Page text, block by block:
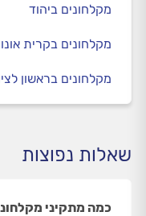
מקלחונים ביהוד
מקלחונים בקרית אונו
מקלחונים בראשון
שאלות נפוצות
כמה מתקיני